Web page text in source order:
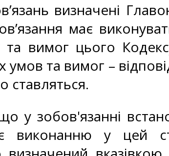
визначені
має
вимог цього
умов та вимог –
ставляться.
у зобов'язанні
виконанню у цей